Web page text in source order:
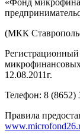
(МКК
Регистрационный
12.08.2011г.
Телефон: 8 (8652)
Правила